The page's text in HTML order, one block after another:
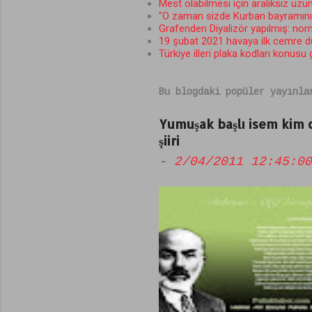
u
m
l
r
Mest olabilmesi için aralıksız
"O zaman sizde Kurban
Grafenden Diyalizör yapılmış:
19 şubat 2021 havaya ilk cemre
Türkiye illeri plaka kodları konusu
Bu blogdaki popüler
Yumuşak başlı isem
şiiri
- 2/04/2011 12:45:00